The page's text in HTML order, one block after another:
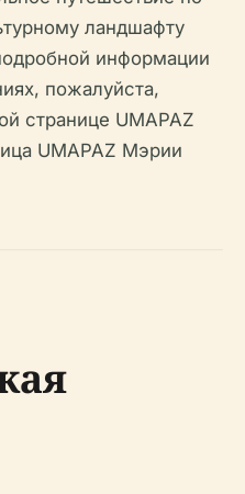
ландшафту
информации
пожалуйста,
странице UMAPAZ
UMAPAZ Мэрии